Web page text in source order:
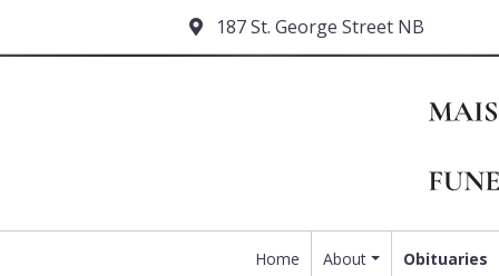
187 St. George Street NB
Home About Obituaries